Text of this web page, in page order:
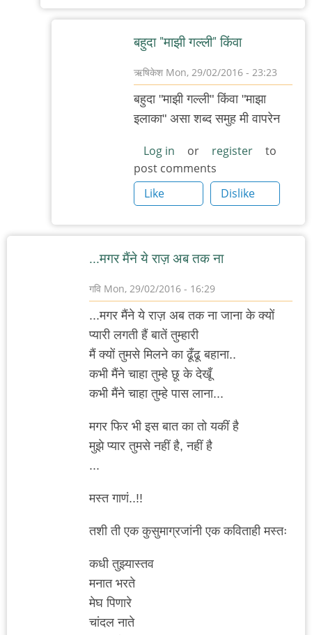
प्रतिशब्द
बहुदा "माझी गल्ली" किंवा
ऋषिकेश Mon, 29/02/2016 - 23:23
reply
to
आश्वस्त-
परीघ
हा
शब्द
मला
.शुचि.
बहुदा "माझी गल्ली" किंवा "माझा
इलाका" असा शब्द समुह मी वापरेन
Log in or register
to
post comments
Like
Dislike
...मगर मैंने ये राज़ अब तक ना
गवि Mon, 29/02/2016 - 16:29
...मगर मैंने ये राज़ अब तक ना जाना के क्यों
प्यारी लगती हैं बातें तुम्हारी
मैं क्यों तुमसे मिलने का ढूँढू बहाना..
कभी मैंने चाहा तुम्हे छू के देखूँ
कभी मैंने चाहा तुम्हे पास लाना...
मगर फिर भी इस बात का तो यकीं है
मुझे प्यार तुमसे नहीं है, नहीं है
...
मस्त गाणं..!!
तशी ती एक कुसुमाग्रजांनी एक कविताही मस्तः
कधी तुझ्यास्तव
मनात भरते
मेघ पिणारे
चांदल नाते